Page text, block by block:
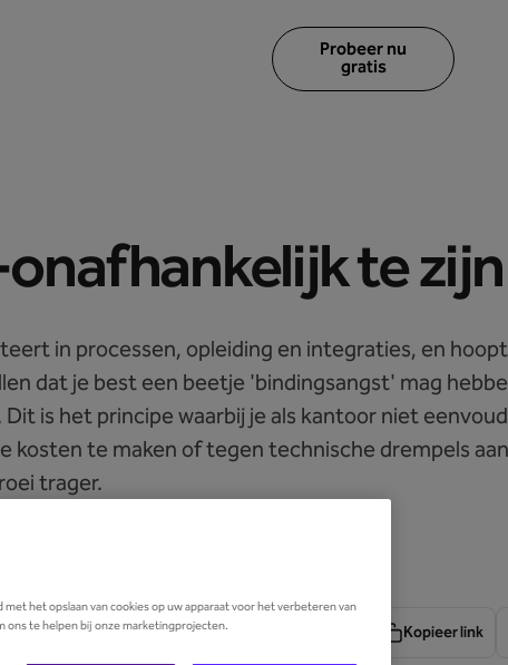
Probeer nu
gratis
te zijn
in processen, opleiding en integraties, en
dat je best een beetje 'bindingsangst' mag
is het principe waarbij je als kantoor niet
te maken of tegen technische drempels
trager.
Kopieer link
het opslaan van cookies op uw apparaat voor het verbeteren van
ons te helpen bij onze marketingprojecten.